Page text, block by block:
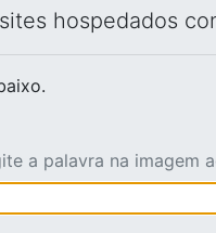
hospedados
a palavra na imagem